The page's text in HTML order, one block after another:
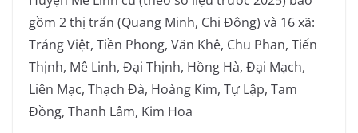
gồm 2 thị trấn (Quang Minh, Chi Đông) và 16 xã:
Tráng Việt, Tiền Phong, Văn Khê, Chu Phan, Tiến
Thịnh, Mê Linh, Đại Thịnh, Hồng Hà, Đại Mạch,
Liên Mạc, Thạch Đà, Hoàng Kim, Tự Lập, Tam
Đồng, Thanh Lâm, Kim Hoa